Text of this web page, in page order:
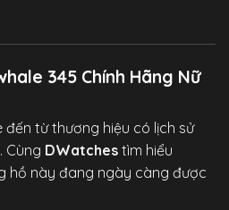
345 Chính Hãng Nữ
từ thương hiệu có lịch sử
Cùng DWatches tìm hiểu
hồ này đang ngày càng được